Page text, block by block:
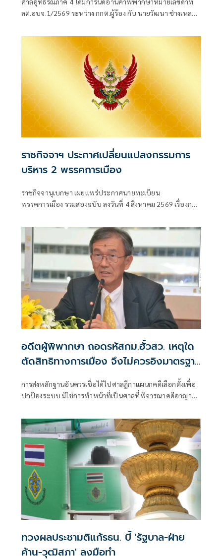
ลต.อบจ.1/2569 ระหว่าง กกต.ผู้ร้อง กับ นายวัฒนา ช่างเหลา
บริหารท้องถิ่น (ขอให้มีการเลือกตั้ง นายก อบจ.ใหม่)
ราชกิจจาฯ ประกาศเปลี่ยนแปลงกรรมการ
บริหาร 2 พรรคการเมือง
ราชกิจจานุเบกษา เผยแพร่ประกาศนายทะเบียน
พรรคการเมือง รวมสองฉบับ ลงวันที่ 4 สิงหาคม 2569 เรื่องการ
อดีตผู้พิพากษา ถอดรหัสกม.ฮั้วสว. เหตุใด
ตัดสิทธิทางการเมือง จึงไม่ควรอิงมาตรฐาน
เดียวกับคดีอาญา
การส่งหลักฐานอันควรเชื่อได้ไปศาลฎีกาแผนกคดีเลือกตั้งเพื่อ
ปกป้องระบบ มิใช่การทำหน้าที่เป็นศาลที่พิจารณาคดีอาญา
ทวงผลประชามติแก้รธน. บี้ 'รัฐบาล-ฝ่าย
ค้าน-วุฒิสภา' ลงมือทำ